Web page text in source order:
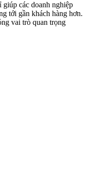
các doanh nghiệp
tới gần khách hàng hơn.
vai trò quan trọng